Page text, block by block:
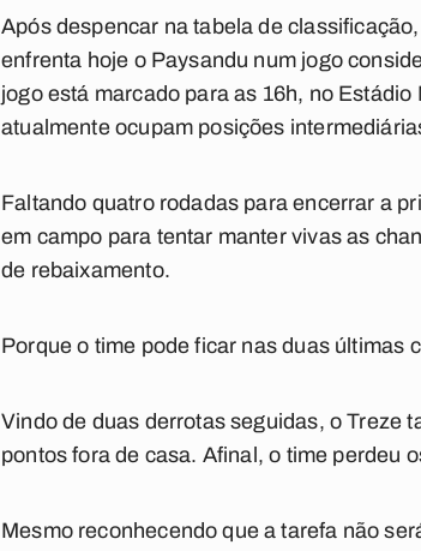
Após despencar na tabela de
enfrenta hoje o Paysandu num jogo
jogo está marcado para as 16h, no
atualmente ocupam posições
Faltando quatro rodadas para encerrar a
em campo para tentar manter vivas as
de rebaixamento.
Porque o time pode ficar nas duas últimas
Vindo de duas derrotas seguidas, o Treze
pontos fora de casa. Afinal, o time perdeu
Mesmo reconhecendo que a tarefa não